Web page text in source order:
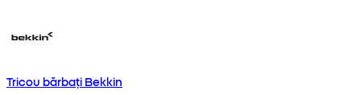
Tricou bărbați Bekkin